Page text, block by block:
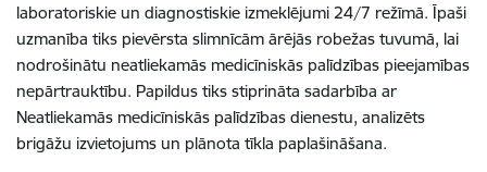
laboratoriskie un diagnostiskie izmeklējumi 24/7 režīmā. Īpaši
uzmanība tiks pievērsta slimnīcām ārējās robežas tuvumā, lai
nodrošinātu neatliekamās medicīniskās palīdzības pieejamības
nepārtrauktību. Papildus tiks stiprināta sadarbība ar
Neatliekamās medicīniskās palīdzības dienestu, analizēts
brigāžu izvietojums un plānota tīkla paplašināšana.